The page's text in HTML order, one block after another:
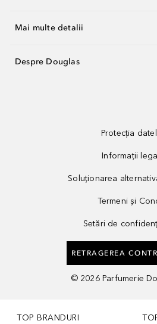
Mai multe detalii
Despre Douglas
Protecția
Informații
Soluționarea
Termeni și
Setări de
RETRAGEREA
© 2026 Parfumerie
TOP BRANDURI